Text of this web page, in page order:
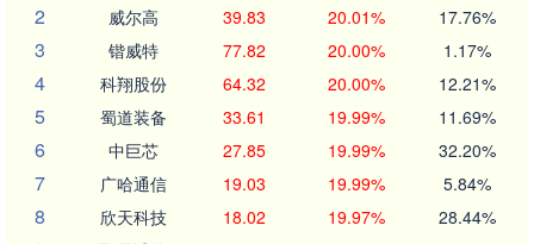
2 威尔高 39.83 20.01% 17.76%
3 锴威特 77.82 20.00% 1.17%
4 科翔股份 64.32 20.00% 12.21%
5 蜀道装备 33.61 19.99% 11.69%
6 中巨芯 27.85 19.99% 32.20%
7 广哈通信 19.03 19.99% 5.84%
8 欣天科技 18.02 19.97% 28.44%